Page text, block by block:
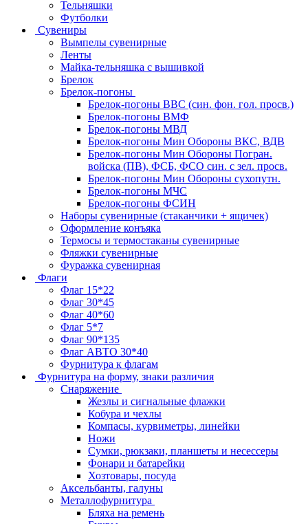
Тельняшки
Футболки
Сувениры
Вымпелы сувенирные
Ленты
Майка-тельняшка с вышивкой
Брелок
Брелок-погоны
Брелок-погоны ВВС (син. фон. гол. просв.)
Брелок-погоны ВМФ
Брелок-погоны МВД
Брелок-погоны Мин Обороны ВКС, ВДВ
Брелок-погоны Мин Обороны Погран.
войска (ПВ), ФСБ, ФСО син. с зел. просв.
Брелок-погоны Мин Обороны сухопутн.
Брелок-погоны МЧС
Брелок-погоны ФСИН
Наборы сувенирные (стаканчики + ящичек)
Оформление конъяка
Термосы и термостаканы сувенирные
Фляжки сувенирные
Фуражка сувенирная
Флаги
Флаг 15*22
Флаг 30*45
Флаг 40*60
Флаг 5*7
Флаг 90*135
Флаг АВТО 30*40
Фурнитура к флагам
Фурнитура на форму, знаки различия
Снаряжение
Жезлы и сигнальные флажки
Кобура и чехлы
Компасы, курвиметры, линейки
Ножи
Сумки, рюкзаки, планшеты и несессеры
Фонари и батарейки
Хозтовары, посуда
Аксельбанты, галуны
Металлофурнитура
Бляха на ремень